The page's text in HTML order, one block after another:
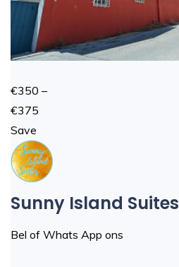
€350 –
€375
Save
Sunny Island Suites
Bel of Whats App ons